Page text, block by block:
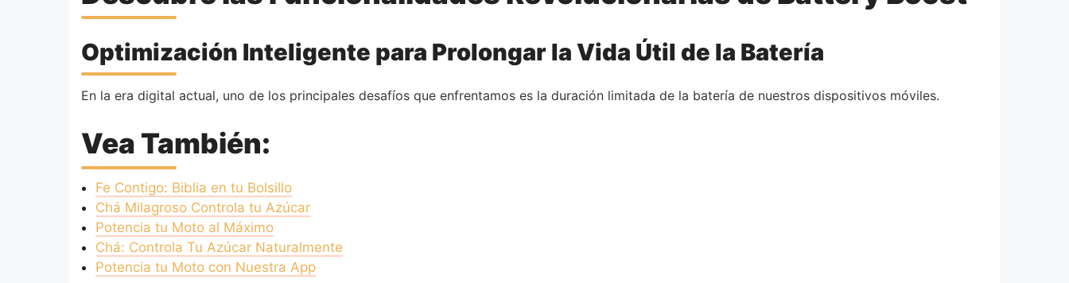
Optimización Inteligente para Prolongar la Vida Útil de la Batería
En la era digital actual, uno de los principales desafíos que enfrentamos es la duración limitada de la batería de nuestros dispositivos móviles.
Vea También:
Fe Contigo: Biblia en tu Bolsillo
Chá Milagroso Controla tu Azúcar
Potencia tu Moto al Máximo
Chá: Controla Tu Azúcar Naturalmente
Potencia tu Moto con Nuestra App